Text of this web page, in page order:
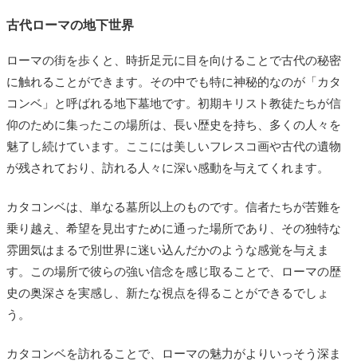
古代ローマの地下世界
ローマの街を歩くと、時折足元に目を向けることで古代の秘密
に触れることができます。その中でも特に神秘的なのが「カタ
コンベ」と呼ばれる地下墓地です。初期キリスト教徒たちが信
仰のために集ったこの場所は、長い歴史を持ち、多くの人々を
魅了し続けています。ここには美しいフレスコ画や古代の遺物
が残されており、訪れる人々に深い感動を与えてくれます。
カタコンベは、単なる墓所以上のものです。信者たちが苦難を
乗り越え、希望を見出すために通った場所であり、その独特な
雰囲気はまるで別世界に迷い込んだかのような感覚を与えま
す。この場所で彼らの強い信念を感じ取ることで、ローマの歴
史の奥深さを実感し、新たな視点を得ることができるでしょ
う。
カタコンベを訪れることで、ローマの魅力がよりいっそう深ま